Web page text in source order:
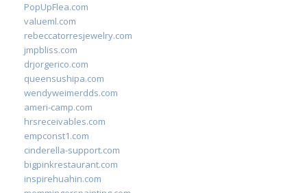
PopUpFlea.com
valueml.com
rebeccatorresjewelry.com
jmpbliss.com
drjorgerico.com
queensushipa.com
wendyweimerdds.com
ameri-camp.com
hrsreceivables.com
empconst1.com
cinderella-support.com
bigpinkrestaurant.com
inspirehuahin.com